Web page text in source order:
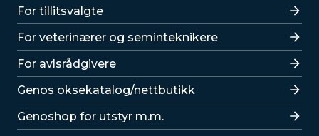
For tillitsvalgte
For veterinærer og seminteknikere
For avlsrådgivere
Lenker
Genos oksekatalog/nettbutikk
Genoshop for utstyr m.m.